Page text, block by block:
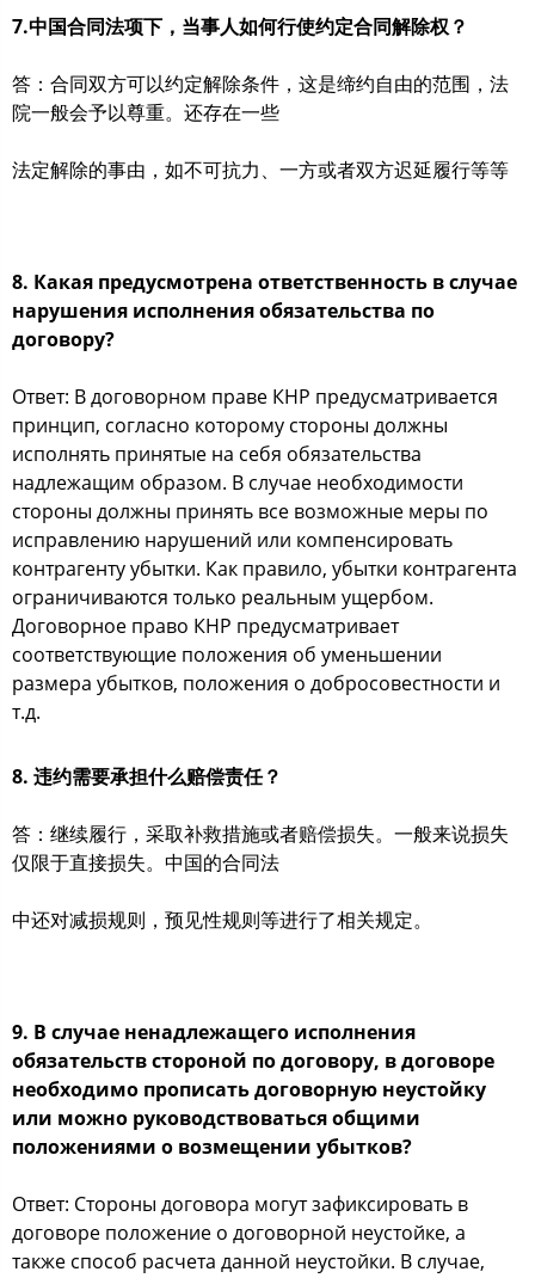
7.中国合同法项下，当事人如何行使约定合同解除权？
答：合同双方可以约定解除条件，这是缔约自由的范围，法
院一般会予以尊重。还存在一些
法定解除的事由，如不可抗力、一方或者双方迟延履行等等
8. Какая предусмотрена ответственность в случае
нарушения исполнения обязательства по
договору?
Ответ: В договорном праве КНР предусматривается
принцип, согласно которому стороны должны
исполнять принятые на себя обязательства
надлежащим образом. В случае необходимости
стороны должны принять все возможные меры по
исправлению нарушений или компенсировать
контрагенту убытки. Как правило, убытки контрагента
ограничиваются только реальным ущербом.
Договорное право КНР предусматривает
соответствующие положения об уменьшении
размера убытков, положения о добросовестности и
т.д.
8. 违约需要承担什么赔偿责任？
答：继续履行，采取补救措施或者赔偿损失。一般来说损失
仅限于直接损失。中国的合同法
中还对减损规则，预见性规则等进行了相关规定。
9. В случае ненадлежащего исполнения
обязательств стороной по договору, в договоре
необходимо прописать договорную неустойку
или можно руководствоваться общими
положениями о возмещении убытков?
Ответ: Стороны договора могут зафиксировать в
договоре положение о договорной неустойке, а
также способ расчета данной неустойки. В случае,